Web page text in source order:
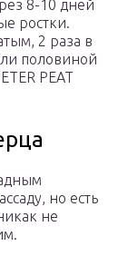
8-10 дней
ростки.
2 раза в
половиной
PEAT
но есть
не